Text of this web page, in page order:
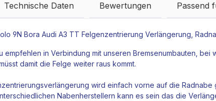
Technische Daten Bewertungen Passend
9N Bora Audi A3 TT Felgenzentrierung Verlängerung,
empfehlen in Verbindung mit unseren Bremsenumbauten, bei
damit die Felge weiter raus kommt.
wird einfach vorne auf die Radnabe
Nabenherstellern kann es sein das die